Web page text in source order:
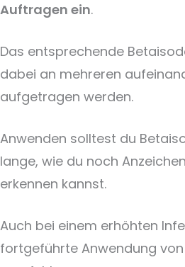
Auftragen ein.
Das entsprechende
dabei an mehreren
aufgetragen werden.
Anwenden solltest du
lange, wie du noch
erkennen kannst.
Auch bei einem erhöhten
fortgeführte Anwendung